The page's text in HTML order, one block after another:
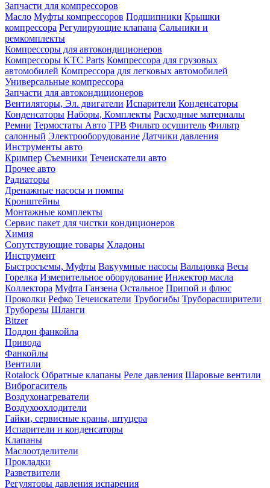
Запчасти для компрессоров
Масло Муфты компрессоров Подшипники Крышки
компрессора Регулирующие клапана Сальники и
ремкомплекты
Компрессоры для автокондиционеров
Компрессоры KTC Parts Компрессора для грузовых
автомобилей Компрессора для легковых автомобилей
Универсальные компрессора
Запчасти для автокондиционеров
Вентиляторы, Эл. двигатели Испарители Конденсаторы
Конденсаторы Наборы, Комплекты Расходные материалы
Ремни Термостаты Авто ТРВ Фильтр осушитель Фильтр
салонный Электрооборудование Датчики давления
Инструменты авто
Кримпер Съемники Течеискатели авто
Прочее авто
Радиаторы
Дренажные насосы и помпы
Кронштейны
Монтажные комплекты
Сервис пакет для чистки кондиционеров
Химия
Сопутствующие товары Хладоны
Инструмент
Быстросъемы, Муфты Вакуумные насосы Вальцовка Весы
Горелка Измерительное оборудование Инжектор масла
Коллектора Муфта Ганзена Остальное Припой и флюс
Проколки Рефко Течеискатели Трубогибы Труборасширители
Труборезы Шланги
Bitzer
Поддон фанкойла
Привода
Фанкойлы
Вентили
Rotalock Обратные клапаны Реле давления Шаровые вентили
Виброгаситель
Воздухонагреватели
Воздухоохлодители
Гайки, сервисные краны, штуцера
Испарители и конденсаторы
Клапаны
Маслоотделители
Прокладки
Разветвители
Регуляторы давления испарения